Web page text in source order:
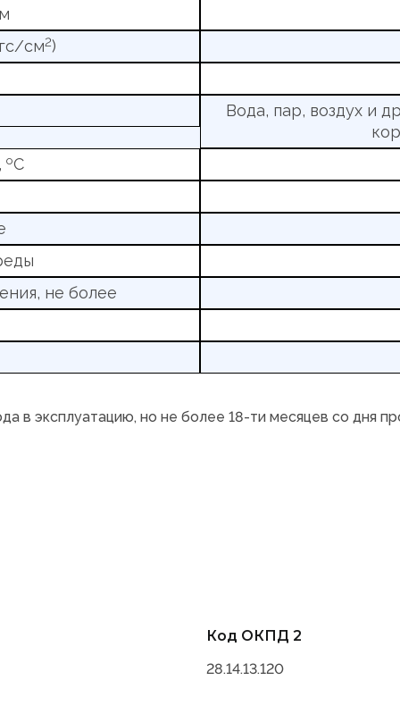
см2)
Вода, пар, воздух и
оС
не более
в эксплуатацию, но не более 18-ти месяцев со дня
Код ОКПД 2
28.14.13.120